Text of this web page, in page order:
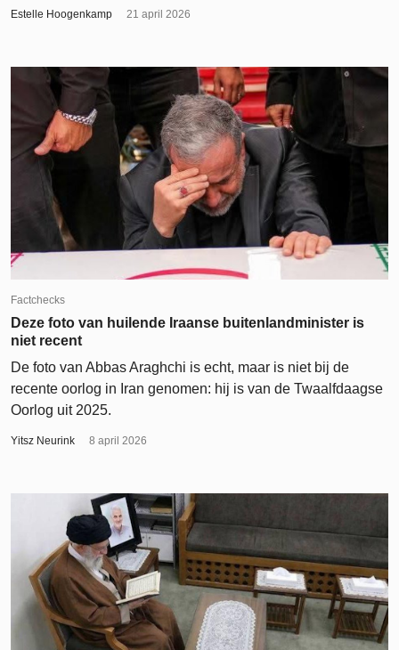
Estelle Hoogenkamp 21 april 2026
Factchecks
Deze foto van huilende Iraanse buitenlandminister is
niet recent
De foto van Abbas Araghchi is echt, maar is niet bij de
recente oorlog in Iran genomen: hij is van de Twaalfdaagse
Oorlog uit 2025.
Yitsz Neurink 8 april 2026